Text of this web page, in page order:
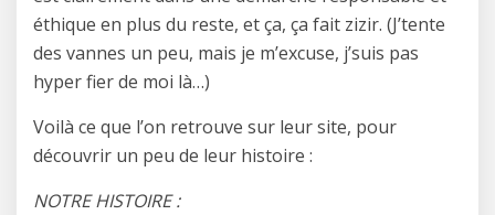
éthique en plus du reste, et ça, ça fait zizir. (J’tente
des vannes un peu, mais je m’excuse, j’suis pas
hyper fier de moi là…)
Voilà ce que l’on retrouve sur leur site, pour
découvrir un peu de leur histoire :
NOTRE HISTOIRE :